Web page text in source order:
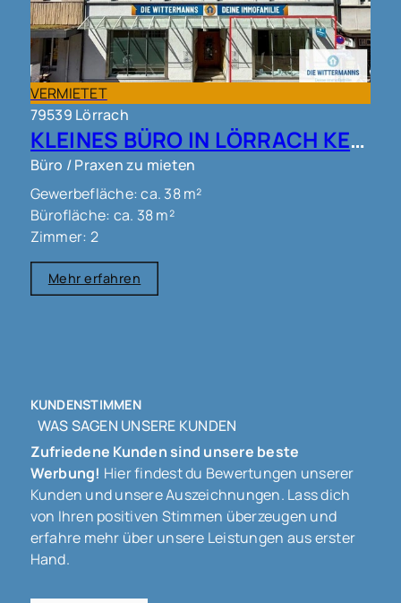
VERMIETET
79539 Lörrach
KLEINES BÜRO IN LÖRRACH KERNSTADT !!!
Büro / Praxen zu mieten
Gewerbefläche: ca. 38 m²
Bürofläche: ca. 38 m²
Zimmer: 2
Mehr erfahren
KUNDENSTIMMEN
WAS SAGEN UNSERE KUNDEN
Zufriedene Kunden sind unsere beste
Werbung! Hier findest du Bewertungen unserer
Kunden und unsere Auszeichnungen. Lass dich
von Ihren positiven Stimmen überzeugen und
erfahre mehr über unsere Leistungen aus erster
Hand.